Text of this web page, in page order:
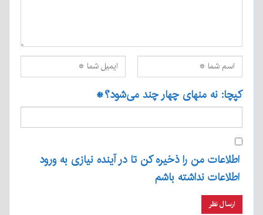
کپچا: نه منهای چهار چند می‌شود؟*
اطلاعات من را ذخیره کن تا در آینده نیازی به ورود
اطلاعات نداشته باشم